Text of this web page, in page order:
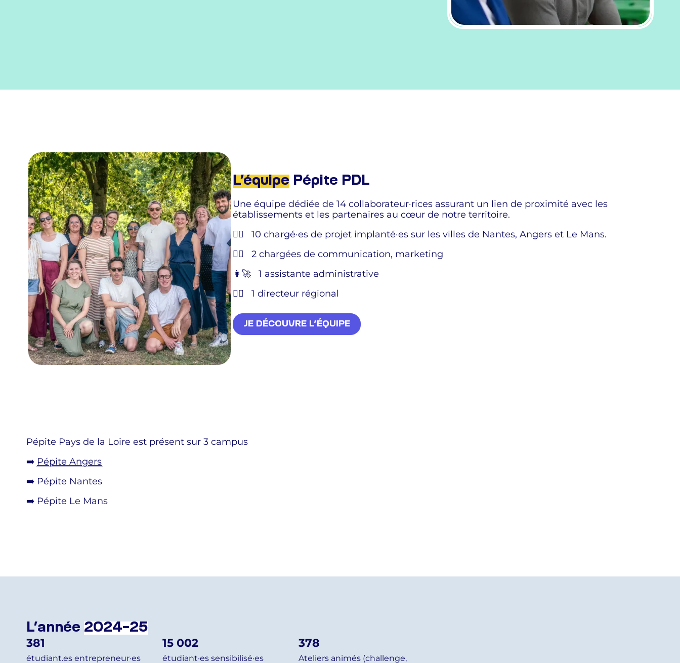
L’équipe Pépite PDL
Une équipe dédiée de 14 collaborateur·rices assurant un lien de proximité avec les
établissements et les partenaires au cœur de notre territoire.
👷‍♀️ 10 chargé·es de projet implanté·es sur les villes de Nantes, Angers et Le Mans.
🦸‍♀️ 2 chargées de communication, marketing
👩‍🚀 1 assistante administrative
👨‍✈️ 1 directeur régional
JE DÉCOUVRE L’ÉQUIPE
Pépite Pays de la Loire est présent sur 3 campus
➡️ Pépite Angers
➡️ Pépite Nantes
➡️ Pépite Le Mans
L’année 2024-25
381
étudiant.es entrepreneur·es
15 002
étudiant·es sensibilisé·es
378
Ateliers animés (challenge,